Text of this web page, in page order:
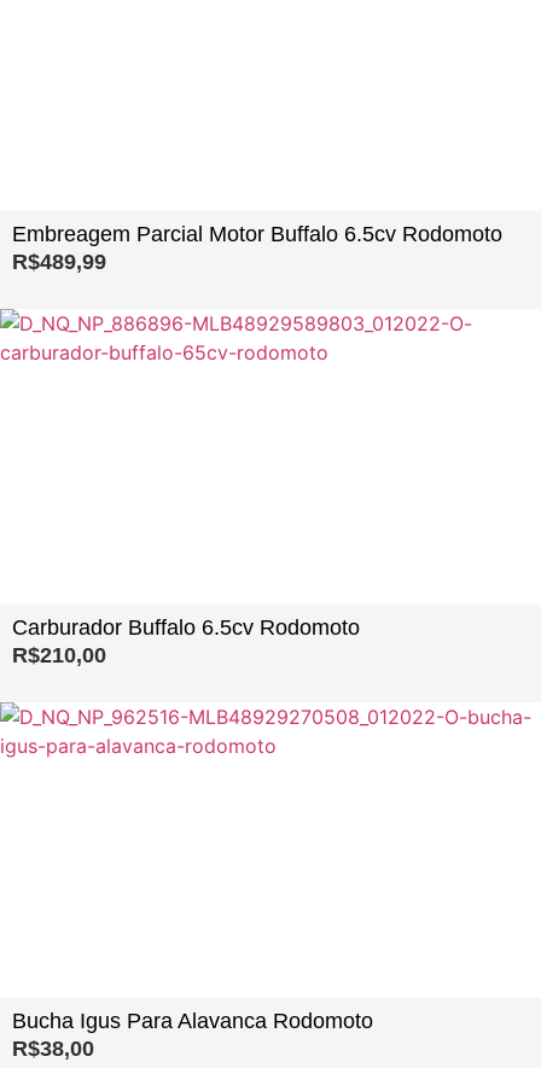
Embreagem Parcial Motor Buffalo 6.5cv Rodomoto
R$489,99
Carburador Buffalo 6.5cv Rodomoto
R$210,00
Bucha Igus Para Alavanca Rodomoto
R$38,00